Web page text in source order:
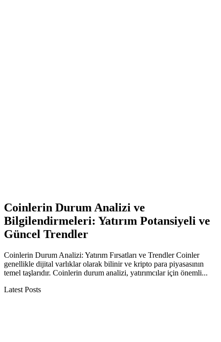
Coinlerin Durum Analizi ve
Bilgilendirmeleri: Yatırım Potansiyeli ve
Güncel Trendler
Coinlerin Durum Analizi: Yatırım Fırsatları ve Trendler Coinler
genellikle dijital varlıklar olarak bilinir ve kripto para piyasasının
temel taşlarıdır. Coinlerin durum analizi, yatırımcılar için önemli...
Latest Posts